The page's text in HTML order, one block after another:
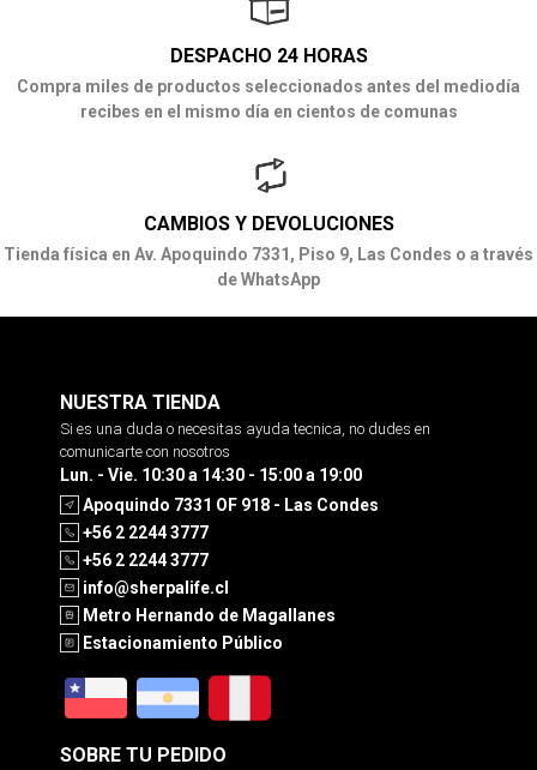
DESPACHO 24 HORAS
Compra miles de productos seleccionados antes del mediodía
recibes en el mismo día en cientos de comunas
CAMBIOS Y DEVOLUCIONES
Tienda física en Av. Apoquindo 7331, Piso 9, Las Condes o a través
de WhatsApp
NUESTRA TIENDA
Si es una duda o necesitas ayuda tecnica, no dudes en
comunicarte con nosotros
Lun. - Vie. 10:30 a 14:30 - 15:00 a 19:00
Apoquindo 7331 OF 918 - Las Condes
+56 2 2244 3777
+56 2 2244 3777
info@sherpalife.cl
Metro Hernando de Magallanes
Estacionamiento Público
SOBRE TU PEDIDO